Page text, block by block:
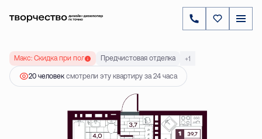
1-комнатная41.07 м
5 720 000 ₽
Макс: Скидка при полной оплате до 20 %
Предчистовая отделка +1
20 человек смотрели эту квартиру за 24 часа